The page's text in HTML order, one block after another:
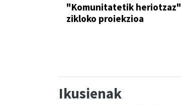
"Komunitatetik heriotzaz"
zikloko proiekzioa
Ikusienak